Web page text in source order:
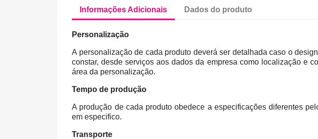
Informações Adicionais Dados do produto
Personalização
A personalização de cada produto deverá ser detalhada caso o
constar, desde serviços aos dados da empresa como localização e
área da personalização.
Tempo de produção
A produção de cada produto obedece a especificações diferentes
em especifico.
Transporte